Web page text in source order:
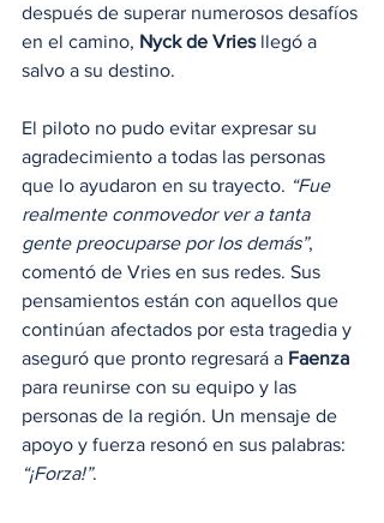
después de superar numerosos desafíos
en el camino, Nyck de Vries llegó a
salvo a su destino.
El piloto no pudo evitar expresar su
agradecimiento a todas las personas
que lo ayudaron en su trayecto. “Fue
realmente conmovedor ver a tanta
gente preocuparse por los demás”,
comentó de Vries en sus redes. Sus
pensamientos están con aquellos que
continúan afectados por esta tragedia y
aseguró que pronto regresará a Faenza
para reunirse con su equipo y las
personas de la región. Un mensaje de
apoyo y fuerza resonó en sus palabras:
“¡Forza!”.